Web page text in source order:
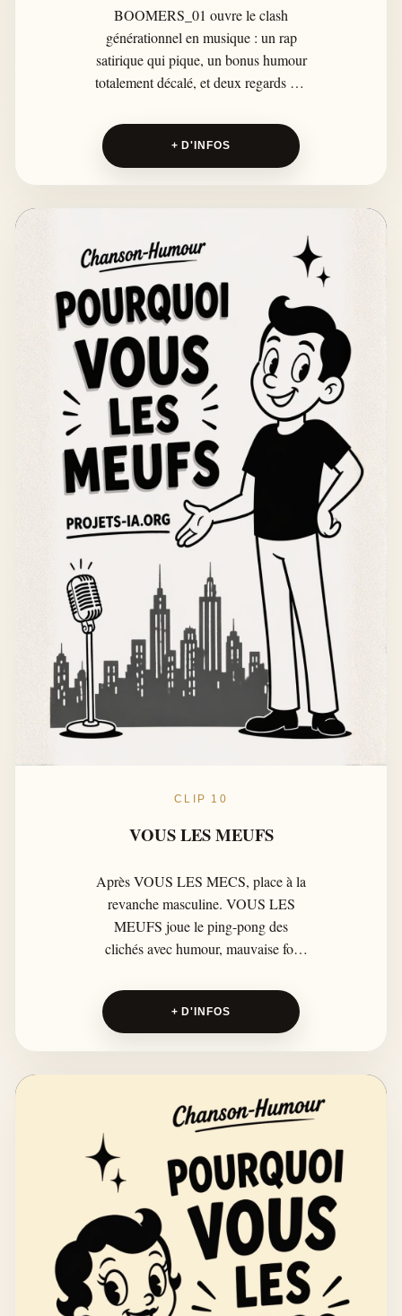
BOOMERS_01 ouvre le clash
générationnel en musique : un rap
satirique qui pique, un bonus humour
totalement décalé, et deux regards sur
Ici, le décalage entre générations
devient un terrain de jeu.
+ D'INFOS
CLIP 10
VOUS LES MEUFS
Après VOUS LES MECS, place à la
revanche masculine. VOUS LES
MEUFS joue le ping-pong des
clichés avec humour, mauvaise foi
guerre des sexes, juste une comédie
du quotidien.
+ D'INFOS